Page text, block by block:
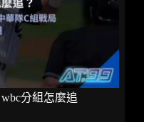
wbc分組怎麼追